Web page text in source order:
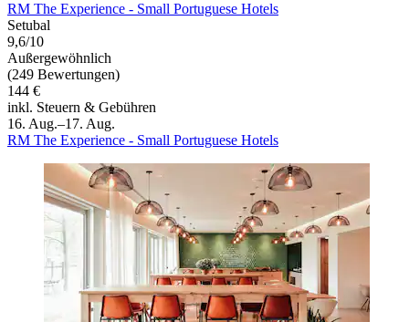
RM The Experience - Small Portuguese Hotels
Setubal
9,6/10
Außergewöhnlich
(249 Bewertungen)
144 €
inkl. Steuern & Gebühren
16. Aug.–17. Aug.
RM The Experience - Small Portuguese Hotels